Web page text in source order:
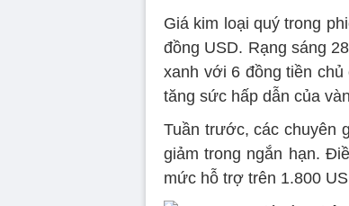
Giá kim loại quý trong
đồng USD. Rạng sáng
xanh với 6 đồng tiền
tăng sức hấp dẫn của
Tuần trước, các chuyên
giảm trong ngắn hạn.
mức hỗ trợ trên 1.800